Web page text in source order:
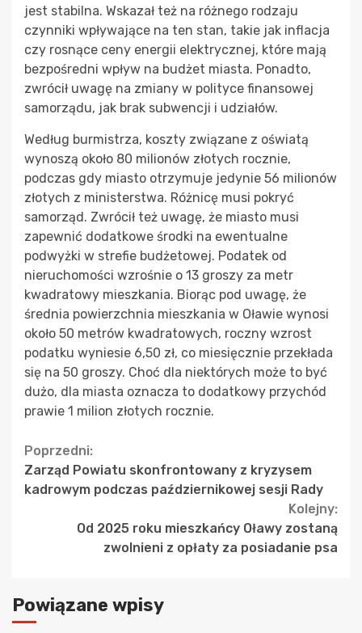
jest stabilna. Wskazał też na różnego rodzaju
czynniki wpływające na ten stan, takie jak inflacja
czy rosnące ceny energii elektrycznej, które mają
bezpośredni wpływ na budżet miasta. Ponadto,
zwrócił uwagę na zmiany w polityce finansowej
samorządu, jak brak subwencji i udziałów.
Według burmistrza, koszty związane z oświatą
wynoszą około 80 milionów złotych rocznie,
podczas gdy miasto otrzymuje jedynie 56 milionów
złotych z ministerstwa. Różnicę musi pokryć
samorząd. Zwrócił też uwagę, że miasto musi
zapewnić dodatkowe środki na ewentualne
podwyżki w strefie budżetowej. Podatek od
nieruchomości wzrośnie o 13 groszy za metr
kwadratowy mieszkania. Biorąc pod uwagę, że
średnia powierzchnia mieszkania w Oławie wynosi
około 50 metrów kwadratowych, roczny wzrost
podatku wyniesie 6,50 zł, co miesięcznie przekłada
się na 50 groszy. Choć dla niektórych może to być
dużo, dla miasta oznacza to dodatkowy przychód
prawie 1 milion złotych rocznie.
Continue
Reading
Poprzedni:
Zarząd Powiatu skonfrontowany z kryzysem
kadrowym podczas październikowej sesji Rady
Kolejny:
Od 2025 roku mieszkańcy Oławy zostaną
zwolnieni z opłaty za posiadanie psa
Powiązane wpisy